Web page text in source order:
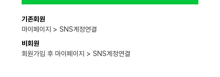
기존회원
마이페이지 > SNS계정연결
비회원
회원가입 후 마이페이지 > SNS계정연결